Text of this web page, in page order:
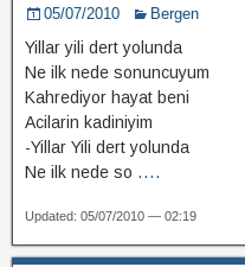
05/07/2010 Bergen
Yillar yili dert yolunda
Ne ilk nede sonuncuyum
Kahrediyor hayat beni
Acilarin kadiniyim
-Yillar Yili dert yolunda
Ne ilk nede so ....
Updated: 05/07/2010 — 02:19